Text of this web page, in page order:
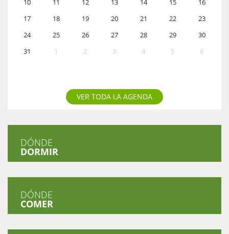
10
11 12 13 14 15
16
17
18 19 20 21 22
23
24
25 26 27 28 29
30
31
1 2 3 4 5 6
VER TODA LA AGENDA
DÓNDE
DORMIR
DÓNDE
COMER